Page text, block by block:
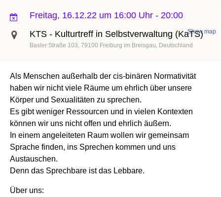
Freitag, 16.12.22 um 16:00 Uhr - 20:00
KTS - Kulturtreff in Selbstverwaltung (KaTS)
Basler Straße 103 79100 Freiburg im Breisgau Deutschland
Show map
Als Menschen außerhalb der cis-binären Normativität
haben wir nicht viele Räume um ehrlich über unsere
Körper und Sexualitäten zu sprechen.
Es gibt weniger Ressourcen und in vielen Kontexten
können wir uns nicht offen und ehrlich äußern.
In einem angeleiteten Raum wollen wir gemeinsam
Sprache finden, ins Sprechen kommen und uns
Austauschen.
Denn das Sprechbare ist das Lebbare.
Über uns: